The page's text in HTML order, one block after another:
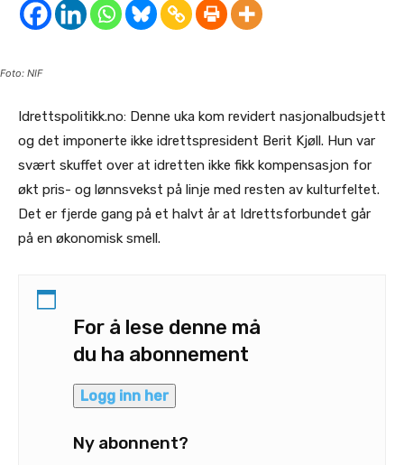
Foto: NIF
Idrettspolitikk.no: Denne uka kom revidert nasjonalbudsjett
og det imponerte ikke idrettspresident Berit Kjøll. Hun var
svært skuffet over at idretten ikke fikk kompensasjon for
økt pris- og lønnsvekst på linje med resten av kulturfeltet.
Det er fjerde gang på et halvt år at Idrettsforbundet går
på en økonomisk smell.
For å lese denne må
du ha abonnement
Logg inn her
Ny abonnent?